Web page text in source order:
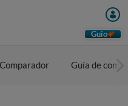
Guio
Comparador Guía de